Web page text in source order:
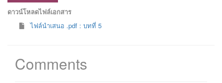
ดาวน์โหลดไฟล์เอกสาร
ไฟล์นำเสนอ .pdf : บทที่ 5
Comments